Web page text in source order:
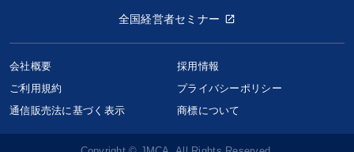
全国経営者セミナー
会社概要
採用情報
ご利用規約
プライバシーポリシー
通信販売法に基づく表示
商標について